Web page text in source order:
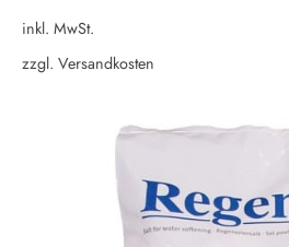
inkl. MwSt.
zzgl. Versandkosten